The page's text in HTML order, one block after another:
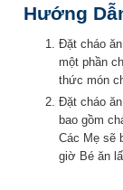
Hướng
Đặt cháo
một phần
thức món
Đặt cháo
bao gồm
Các Mẹ sẽ
giờ Bé ăn